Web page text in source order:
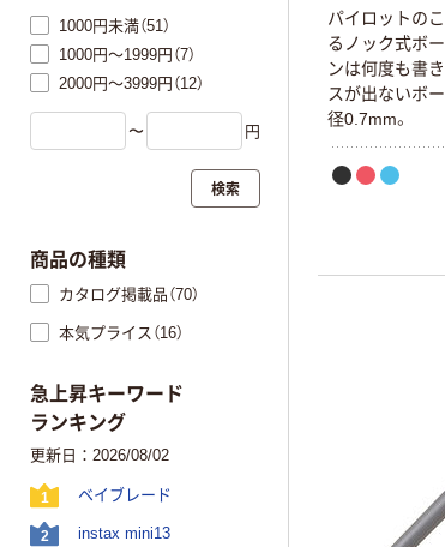
パイ ロ ッ トのこ
る ノ ック式ボー
ンは何度も書き
スが出ないボー
径0 7mm。
1000円未満（51）
1000円～1999円（7）
2000円～3999円（12）
〜 円
検索
商品の種類
カタログ掲載品（70）
本気プライス（16）
急上昇キーワード
ランキング
更新日：2026/08/02
1 ベイブレード
2 instax mini13